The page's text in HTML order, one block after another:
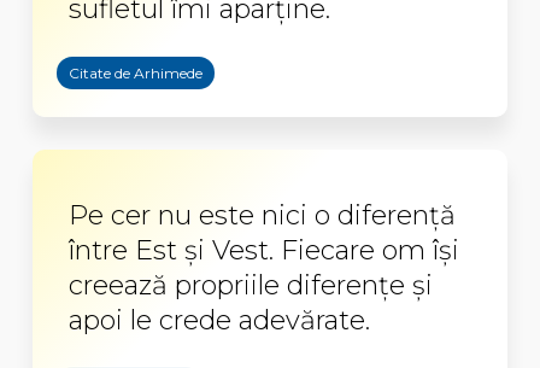
sufletul îmi aparţine.
Citate de Arhimede
Pe cer nu este nici o diferenţă
între Est şi Vest. Fiecare om îşi
creează propriile diferenţe şi
apoi le crede adevărate.